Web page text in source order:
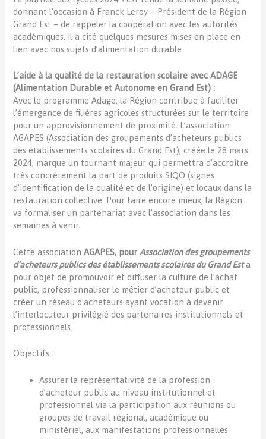
donnant l’occasion à Franck Leroy – Président de la Région
Grand Est – de rappeler la coopération avec les autorités
académiques. Il a cité quelques mesures mises en place en
lien avec nos sujets d’alimentation durable :
L’aide à la qualité de la restauration scolaire avec ADAGE
(Alimentation Durable et Autonome en Grand Est) :
Avec le programme Adage, la Région contribue à faciliter
l’émergence de filières agricoles structurées sur le territoire
pour un approvisionnement de proximité. L’association
AGAPES (Association des groupements d’acheteurs publics
des établissements scolaires du Grand Est), créée le 28 mars
2024, marque un tournant majeur qui permettra d’accroître
très concrètement la part de produits SIQO (signes
d’identification de la qualité et de l’origine) et locaux dans la
restauration collective. Pour faire encore mieux, la Région
va formaliser un partenariat avec l’association dans les
semaines à venir.
Cette associationAGAPES, pourAssociation des groupements
d’acheteurs publics des établissements scolaires du Grand Est a
pour objet de promouvoir et diffuser la culture de l’achat
public, professionnaliser le métier d’acheteur public et
créer un réseau d’acheteurs ayant vocation à devenir
l’interlocuteur privilégié des partenaires institutionnels et
professionnels.
Objectifs :
Assurer la représentativité de la profession
d’acheteur public au niveau institutionnel et
professionnel via la participation aux réunions ou
groupes de travail régional, académique ou
ministériel, aux manifestations professionnelles